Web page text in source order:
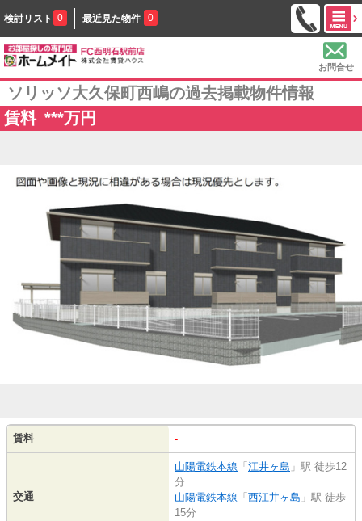
検討リスト 0 最近見た物件 0
お問合せ
ソリッソ大久保町西嶋の過去掲載物件情報
賃料 ***万円
賃料 -
交通
山陽電鉄本線 「 江井ヶ島 」駅 徒歩12
分
山陽電鉄本線 「 西江井ヶ島 」駅 徒歩
15分